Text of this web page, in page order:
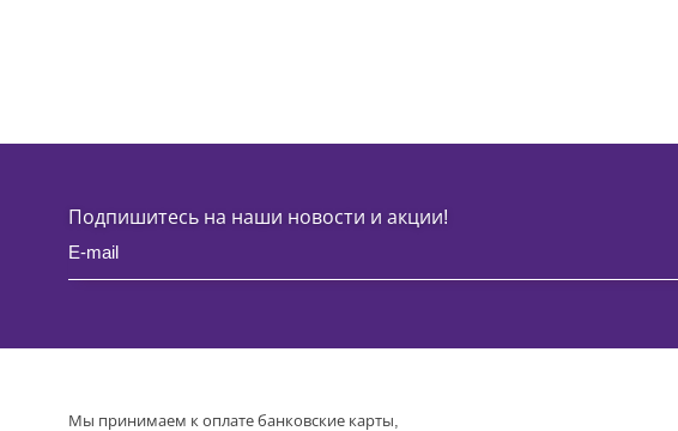
Подпишитесь на наши новости и акции!
Мы принимаем к оплате банковские карты,